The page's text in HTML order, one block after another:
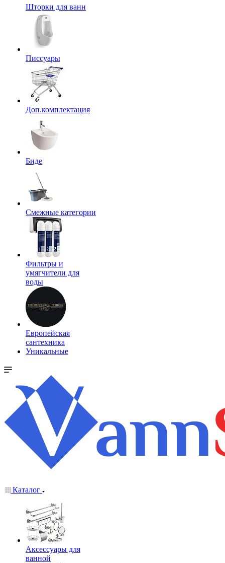
Шторки для ванн
Писсуары
Доп.комплектация
Биде
Смежные категории
Фильтры и
умягчители для
воды
Европейская
сантехника
Уникальные
Каталог
Аксессуары для
ванной